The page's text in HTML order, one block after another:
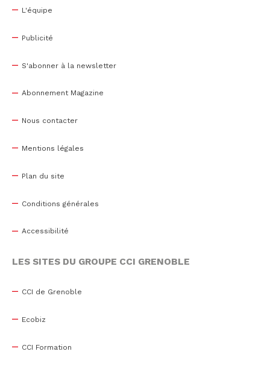
L'équipe
Publicité
S'abonner à la newsletter
Abonnement Magazine
Nous contacter
Mentions légales
Plan du site
Conditions générales
Accessibilité
LES SITES DU GROUPE CCI GRENOBLE
CCI de Grenoble
Ecobiz
CCI Formation